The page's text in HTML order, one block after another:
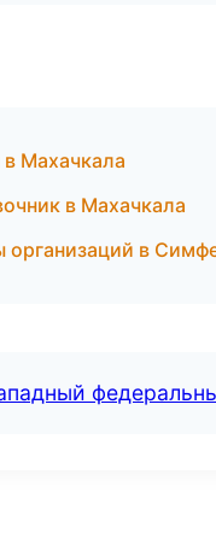
Махачкала
в Махачкала
в